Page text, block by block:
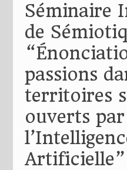
Séminaire
de
passions
territoires
ouverts par